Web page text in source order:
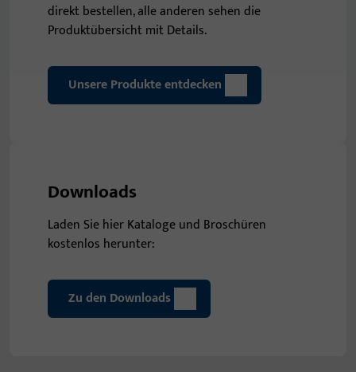
direkt bestellen, alle anderen sehen die
Produktübersicht mit Details.
Unsere Produkte entdecken
Downloads
Laden Sie hier Kataloge und Broschüren
kostenlos herunter:
Zu den Downloads